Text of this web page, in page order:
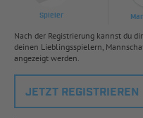
Spieler
Nach der Registrierung kannst du
deinen Lieblingsspielern,
angezeigt werden.
JETZT REGISTRIEREN